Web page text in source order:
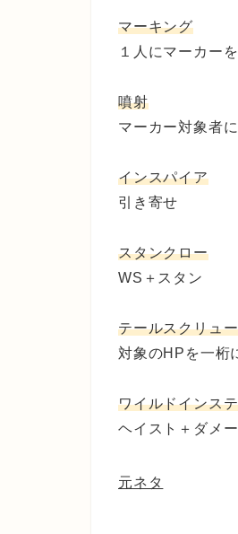
マーキング
１人にマーカー
噴射
マーカー対象者
インスパイア
引き寄せ
スタンクロー
WS＋スタン
テールスクリュー
対象のHPを一桁
ワイルドインス
ヘイスト＋ダメ
元ネタ